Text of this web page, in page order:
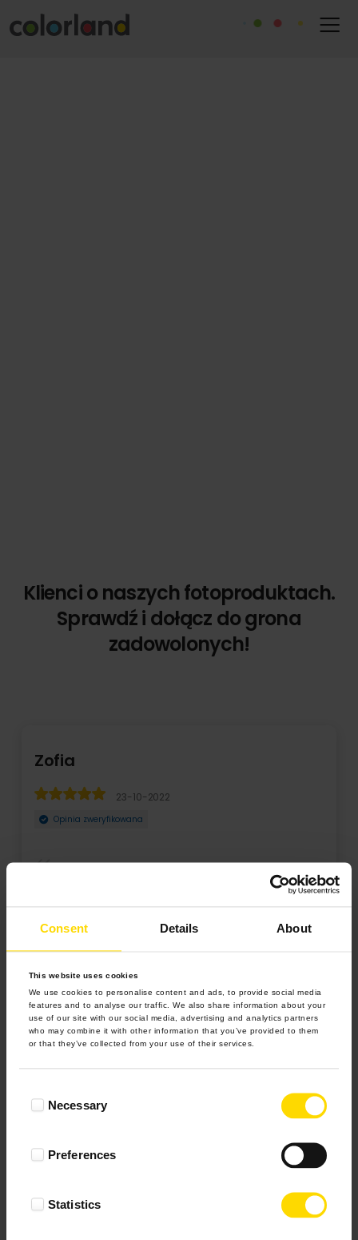
Consent Details About
This website uses cookies
We use cookies to personalise content and ads, to provide social media
features and to analyse our traffic. We also share information about your
use of our site with our social media, advertising and analytics partners
who may combine it with other information that you’ve provided to them
or that they’ve collected from your use of their services.
SelectionNecessary
Preferences
Statistics
Klienci o naszych fotoproduktach.
Sprawdź i dołącz do grona
zadowolonych!
Zofia
23-10-2022
Opinia zweryfikowana
Dobra jakość, Szybkość obsługi zadawalająca. Ilość
4.9 z 5.0